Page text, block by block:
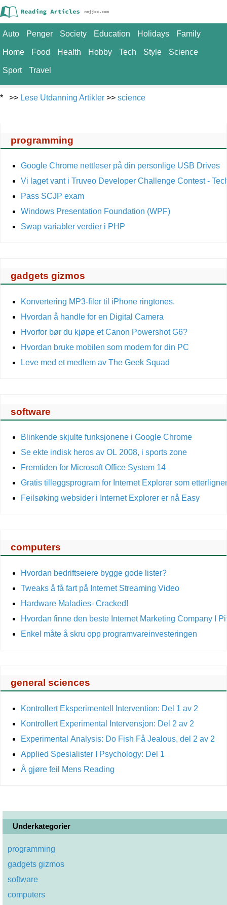
Auto Penger Society Education Holidays Family
Home Food Health Hobby Tech Style Science
Sport Travel
* >> Lese Utdanning Artikler >> science
programming
Google Chrome nettleser på din personlige USB Drives
Vi laget vant i Truveo Developer Challenge Contest -
Pass SCJP exam
Windows Presentation Foundation (WPF)
Swap variabler verdier i PHP
gadgets gizmos
Konvertering MP3-filer til iPhone ringtones.
Hvordan å handle for en Digital Camera
Hvorfor bør du kjøpe et Canon Powershot G6?
Hvordan bruke mobilen som modem for din PC
Leve med et medlem av The Geek Squad
software
Blinkende skjulte funksjonene i Google Chrome
Se ekte indisk heros av OL 2008, i sports zone
Fremtiden for Microsoft Office System 14
Gratis tilleggsprogram for Internet Explorer som
Feilsøking websider i Internet Explorer er nå Easy
computers
Hvordan bedriftseiere bygge gode lister?
Tweaks å få fart på Internet Streaming Video
Hardware Maladies- Cracked!
Hvordan finne den beste Internet Marketing Company I
Enkel måte å skru opp programvareinvesteringen
general sciences
Kontrollert Eksperimentell Intervention: Del 1 av 2
Kontrollert Experimental Intervensjon: Del 2 av 2
Experimental Analysis: Do Fish Få Jealous, del 2 av 2
Applied Spesialister I Psychology: Del 1
Å gjøre feil Mens Reading
Underkategorier
programming
gadgets gizmos
software
computers